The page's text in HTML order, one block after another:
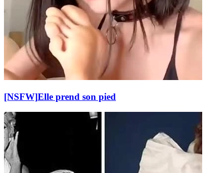
[NSFW]Elle prend son pied